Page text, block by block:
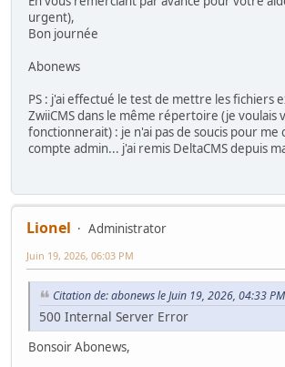
urgent),
Bon journée
Abonews
PS : j'ai effectué le test de mettre les fichiers
ZwiiCMS dans le même répertoire (je voulais
fonctionnerait) : je n'ai pas de soucis pour me
compte admin... j'ai remis DeltaCMS depuis
Lionel
Administrator
Juin 19, 2026, 06:03 PM
Citation de: abonews le Juin 19, 2026, 04:33 PM
500 Internal Server Error
Bonsoir Abonews,